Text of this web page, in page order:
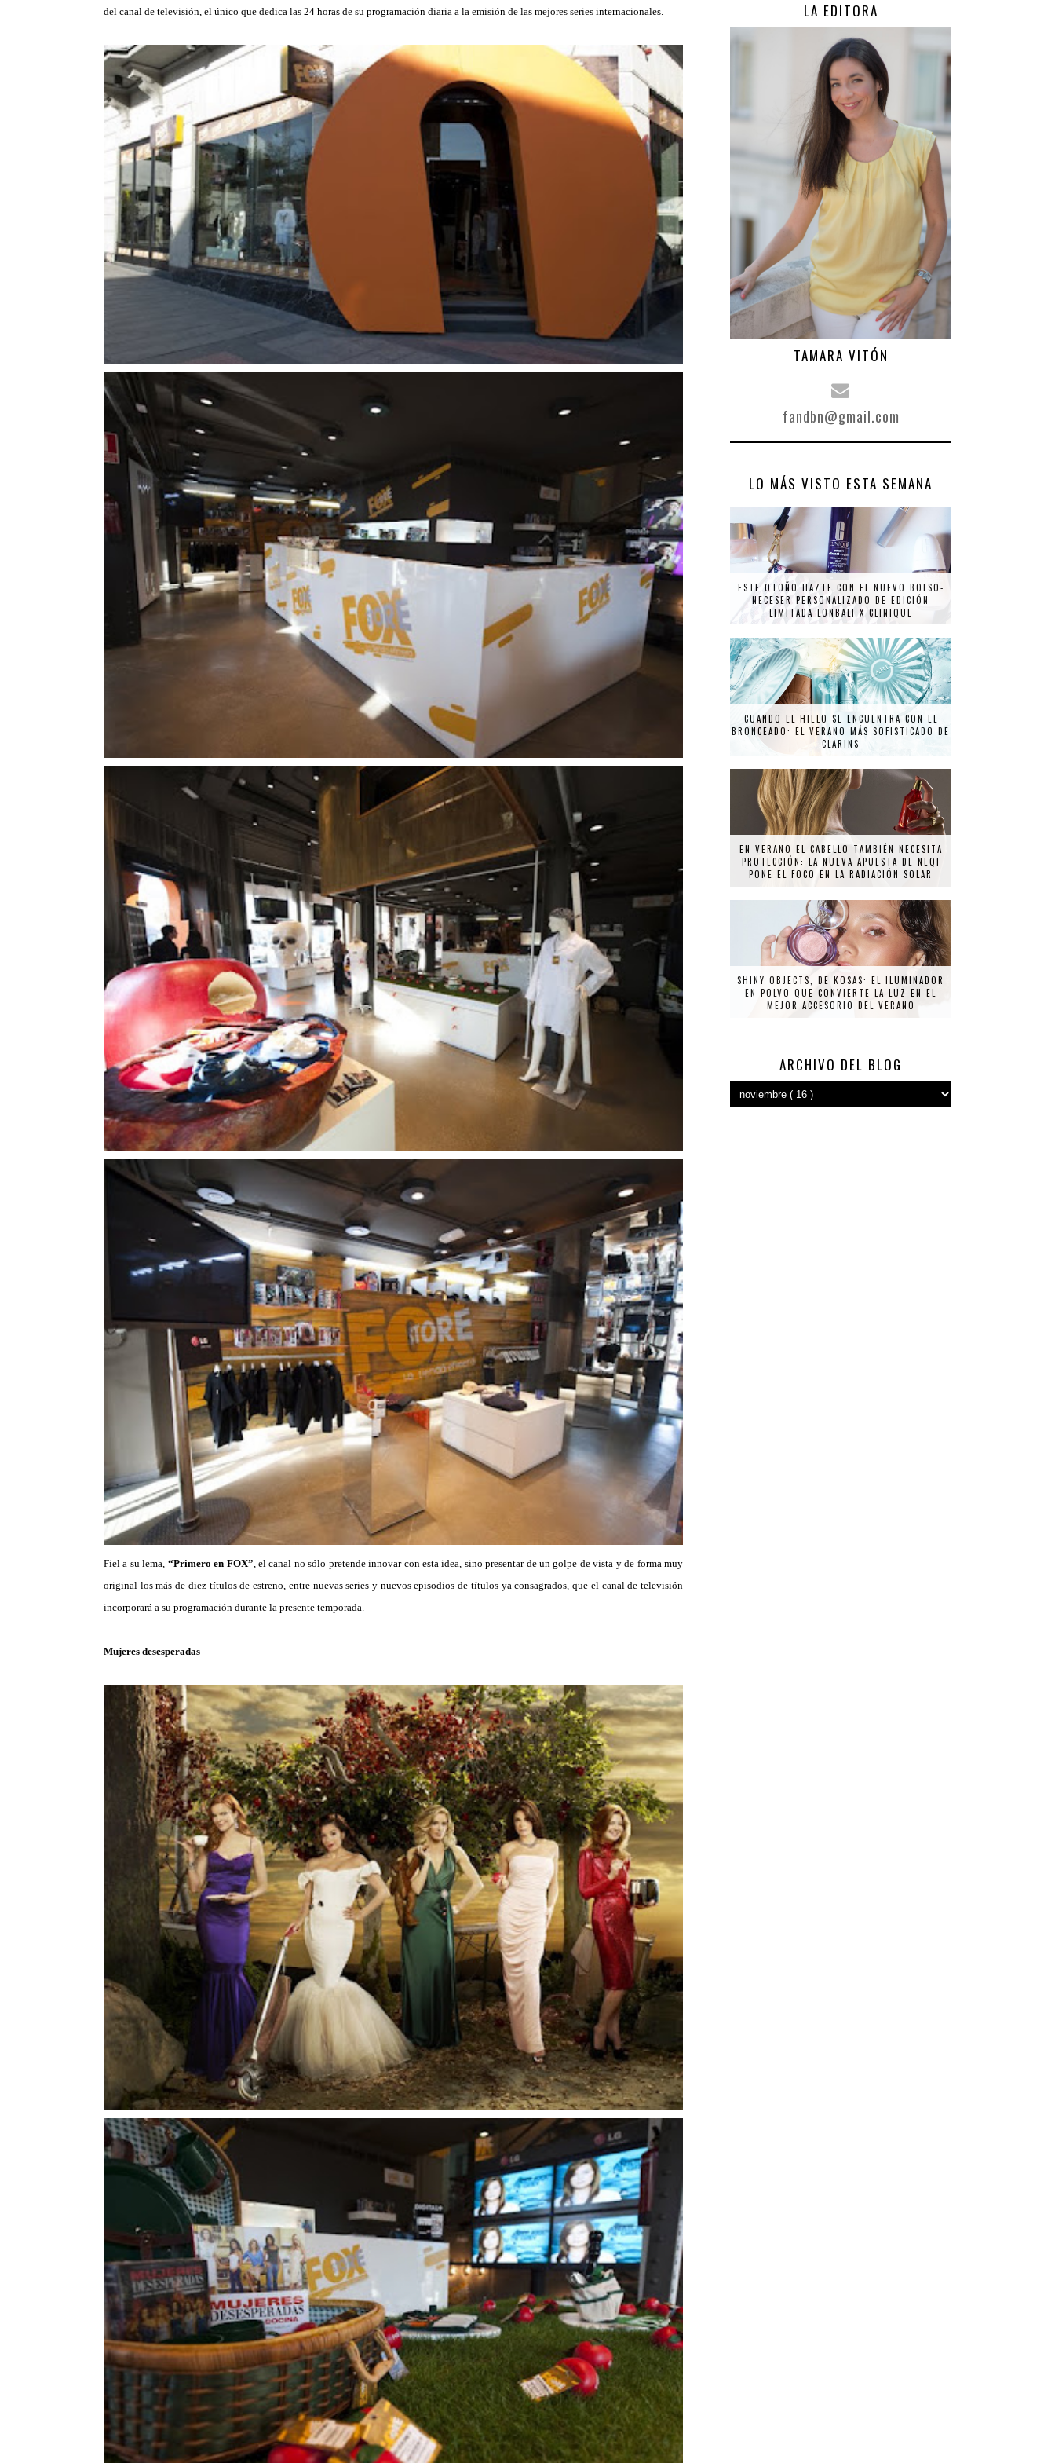
del canal de televisión, el único que dedica las 24 horas de su programación diaria a la emisión de las mejores series internacionales.
Fiel a su lema, “Primero en FOX” , el canal no sólo pretende innovar con esta idea, sino presentar de un golpe de vista y de forma muy
original los más de diez títulos de estreno, entre nuevas series y nuevos episodios de títulos ya consagrados, que el canal de televisión
incorporará a su programación durante la presente temporada.
Mujeres desesperadas
LA EDITORA
TAMARA VITÓN
fandbn@gmail.com
LO MÁS VISTO ESTA SEMANA
ESTE OTOÑO HAZTE CON EL NUEVO BOLSO-
NECESER PERSONALIZADO DE EDICIÓN
LIMITADA LONBALI X CLINIQUE
CUANDO EL HIELO SE ENCUENTRA CON EL
BRONCEADO: EL VERANO MÁS SOFISTICADO DE
CLARINS
EN VERANO EL CABELLO TAMBIÉN NECESITA
PROTECCIÓN: LA NUEVA APUESTA DE NEQI
PONE EL FOCO EN LA RADIACIÓN SOLAR
SHINY OBJECTS, DE KOSAS: EL ILUMINADOR
EN POLVO QUE CONVIERTE LA LUZ EN EL
MEJOR ACCESORIO DEL VERANO
ARCHIVO DEL BLOG